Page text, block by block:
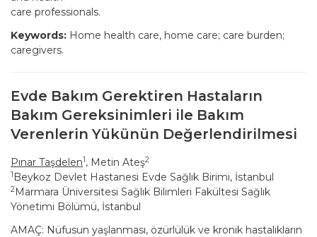
care professionals.
Keywords: Home health care, home care; care burden;
caregivers.
Evde Bakım Gerektiren Hastaların
Bakım Gereksinimleri ile Bakım
Verenlerin Yükünün Değerlendirilmesi
Pınar Taşdelen1, Metin Ateş2
1 Beykoz Devlet Hastanesi Evde Sağlık Birimi, İstanbul
2Marmara Üniversitesi Sağlık Bilimleri Fakültesi Sağlık
Yönetimi Bölümü, İstanbul
AMAÇ: Nüfusun yaşlanması, özürlülük ve kronik hastalıkların